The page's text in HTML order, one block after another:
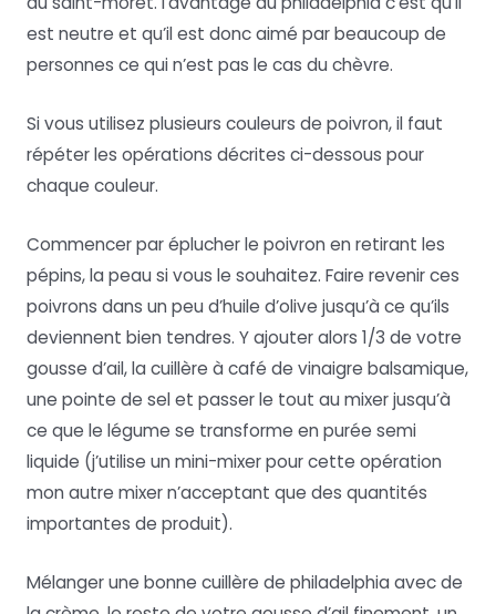
est neutre et qu’il est donc aimé par beaucoup de
personnes ce qui n’est pas le cas du chèvre.
Si vous utilisez plusieurs couleurs de poivron, il faut
répéter les opérations décrites ci-dessous pour
chaque couleur.
Commencer par éplucher le poivron en retirant les
pépins, la peau si vous le souhaitez. Faire revenir ces
poivrons dans un peu d’huile d’olive jusqu’à ce qu’ils
deviennent bien tendres. Y ajouter alors 1/3 de votre
gousse d’ail, la cuillère à café de vinaigre balsamique,
une pointe de sel et passer le tout au mixer jusqu’à
ce que le légume se transforme en purée semi
liquide (j’utilise un mini-mixer pour cette opération
mon autre mixer n’acceptant que des quantités
importantes de produit).
Mélanger une bonne cuillère de philadelphia avec de